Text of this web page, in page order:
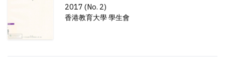
2017 (No. 2)
香港教育大學 學生會